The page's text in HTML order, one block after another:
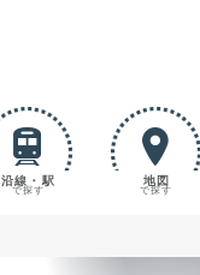
沿線・駅
で探す
地図
で探す